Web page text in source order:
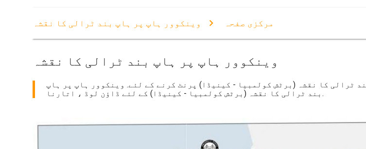
مرکزی صفحہ وینکوور ہاپ پر ہاپ بند ٹرالی کا نقشہ
وینکوور ہاپ پر ہاپ بند ٹرالی کا نقشہ
ٹرالی کا نقشہ (برٹش کولمبیا - کینیڈا) پرنٹ کرنے کے لئے. وینکوور ہاپ پر ہاپ
بند ٹرالی کا نقشہ (برٹش کولمبیا - کینیڈا) کے لئے ڈاؤن لوڈ ، اتارنا.